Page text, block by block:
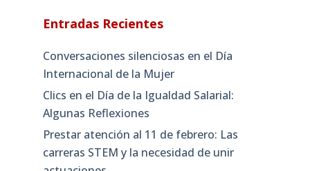
Entradas Recientes
Conversaciones silenciosas en el Día
Internacional de la Mujer
Clics en el Día de la Igualdad Salarial:
Algunas Reflexiones
Prestar atención al 11 de febrero: Las
carreras STEM y la necesidad de unir